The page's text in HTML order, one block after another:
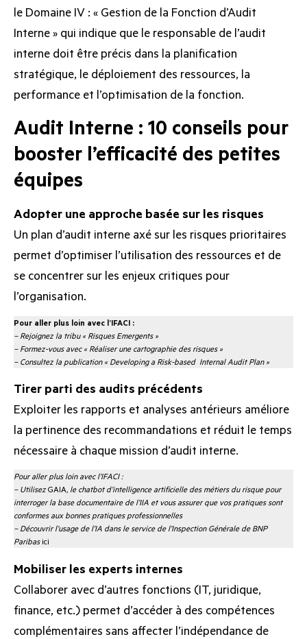
le Domaine IV : « Gestion de la Fonction d’Audit
Interne » qui indique que le responsable de l’audit
interne doit être précis dans la planification
stratégique, le déploiement des ressources, la
performance et l’optimisation de la fonction.
Audit Interne : 10 conseils pour
booster l’efficacité des petites
équipes
Adopter une approche basée sur les risques
Un plan d’audit interne axé sur les risques prioritaires
permet d’optimiser l’utilisation des ressources et de
se concentrer sur les enjeux critiques pour
l’organisation.
Pour aller plus loin avec l’IFACI :
– Rejoignez la tribu « Risques Emergents »
– Formez-vous avec « Réaliser une cartographie des risques »
– Consultez la publication « Developing a Risk-based Internal Audit Plan »
Tirer parti des audits précédents
Exploiter les rapports et analyses antérieurs améliore
la pertinence des recommandations et réduit le temps
nécessaire à chaque mission d’audit interne.
Pour aller plus loin avec l’IFACI :
– UtilisezGAIA, le chatbot d’intelligence artificielle des métiers du risque pour
interroger la base documentaire de l’IIA et vous assurer que vos pratiques sont
conformes aux bonnes pratiques professionnelles
– Découvrir l’usage de l’IA dans le service de l’Inspection Générale de BNP
Paribasici
Mobiliser les experts internes
Collaborer avec d’autres fonctions (IT, juridique,
finance, etc.) permet d’accéder à des compétences
complémentaires sans affecter l’indépendance de